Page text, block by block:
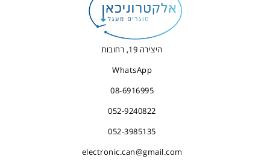
היצירה 19, רחובות
WhatsApp
08-6916995
052-9240822
052-3985135
electronic.can@gmail.com